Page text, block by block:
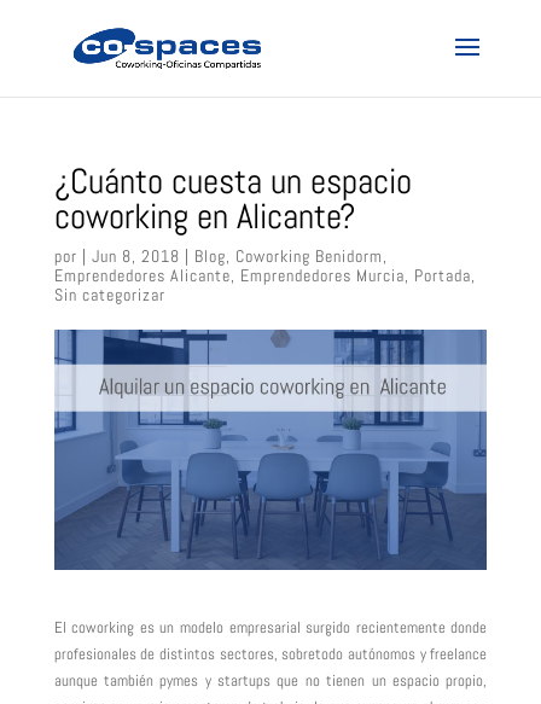
¿Cuánto cuesta un espacio
coworking en Alicante?
por | Jun 8, 2018 | Blog, Coworking Benidorm,
Emprendedores Alicante, Emprendedores Murcia, Portada,
Sin categorizar
El coworking es un modelo empresarial surgido recientemente donde
profesionales de distintos sectores, sobretodo autónomos y freelance
aunque también pymes y startups que no tienen un espacio propio,